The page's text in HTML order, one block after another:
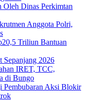
Oleh Dinas Perkimtan
Anggota Polri,
Triliun Bantuan
2026
IRET, TCC,
di Bungo
Pembubaran Aksi Blokir